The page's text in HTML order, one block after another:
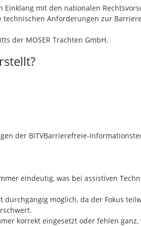
mit den nationalen
Anforderungen zur
der MOSER Trachten GmbH.
der BITVBarrierefreie-
eindeutig, was bei assistiven
durchgängig möglich, da der Fokus
korrekt eingesetzt oder fehlen